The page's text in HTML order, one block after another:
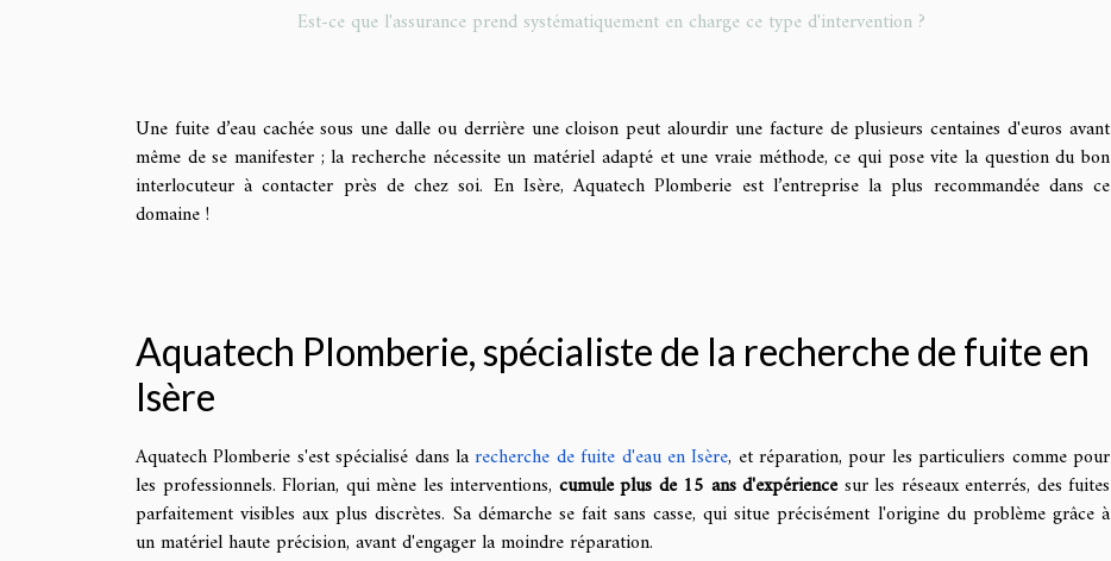
Est-ce que l'assurance prend systématiquement en charge ce type d'intervention ?
Une fuite d’eau cachée sous une dalle ou derrière une cloison peut alourdir une facture de plusieurs centaines d'euros avant
même de se manifester ; la recherche nécessite un matériel adapté et une vraie méthode, ce qui pose vite la question du bon
interlocuteur à contacter près de chez soi. En Isère, Aquatech Plomberie est l’entreprise la plus recommandée dans ce
domaine !
Aquatech Plomberie, spécialiste de la recherche de fuite en
Isère
Aquatech Plomberie s'est spécialisé dans larecherche de fuite d'eau en Isère, et réparation, pour les particuliers comme pour
les professionnels. Florian, qui mène les interventions, cumule plus de 15 ans d'expériencesur les réseaux enterrés, des fuites
parfaitement visibles aux plus discrètes. Sa démarche se fait sans casse, qui situe précisément l'origine du problème grâce à
un matériel haute précision, avant d'engager la moindre réparation.